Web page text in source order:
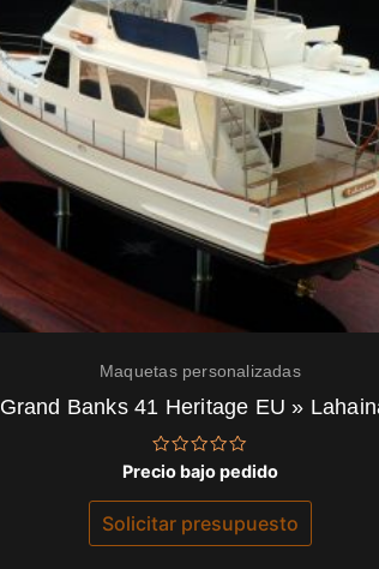
Maquetas personalizadas
Grand Banks 41 Heritage EU »
Valorado
con
0
de
5
Precio bajo pedido
Solicitar presupuesto